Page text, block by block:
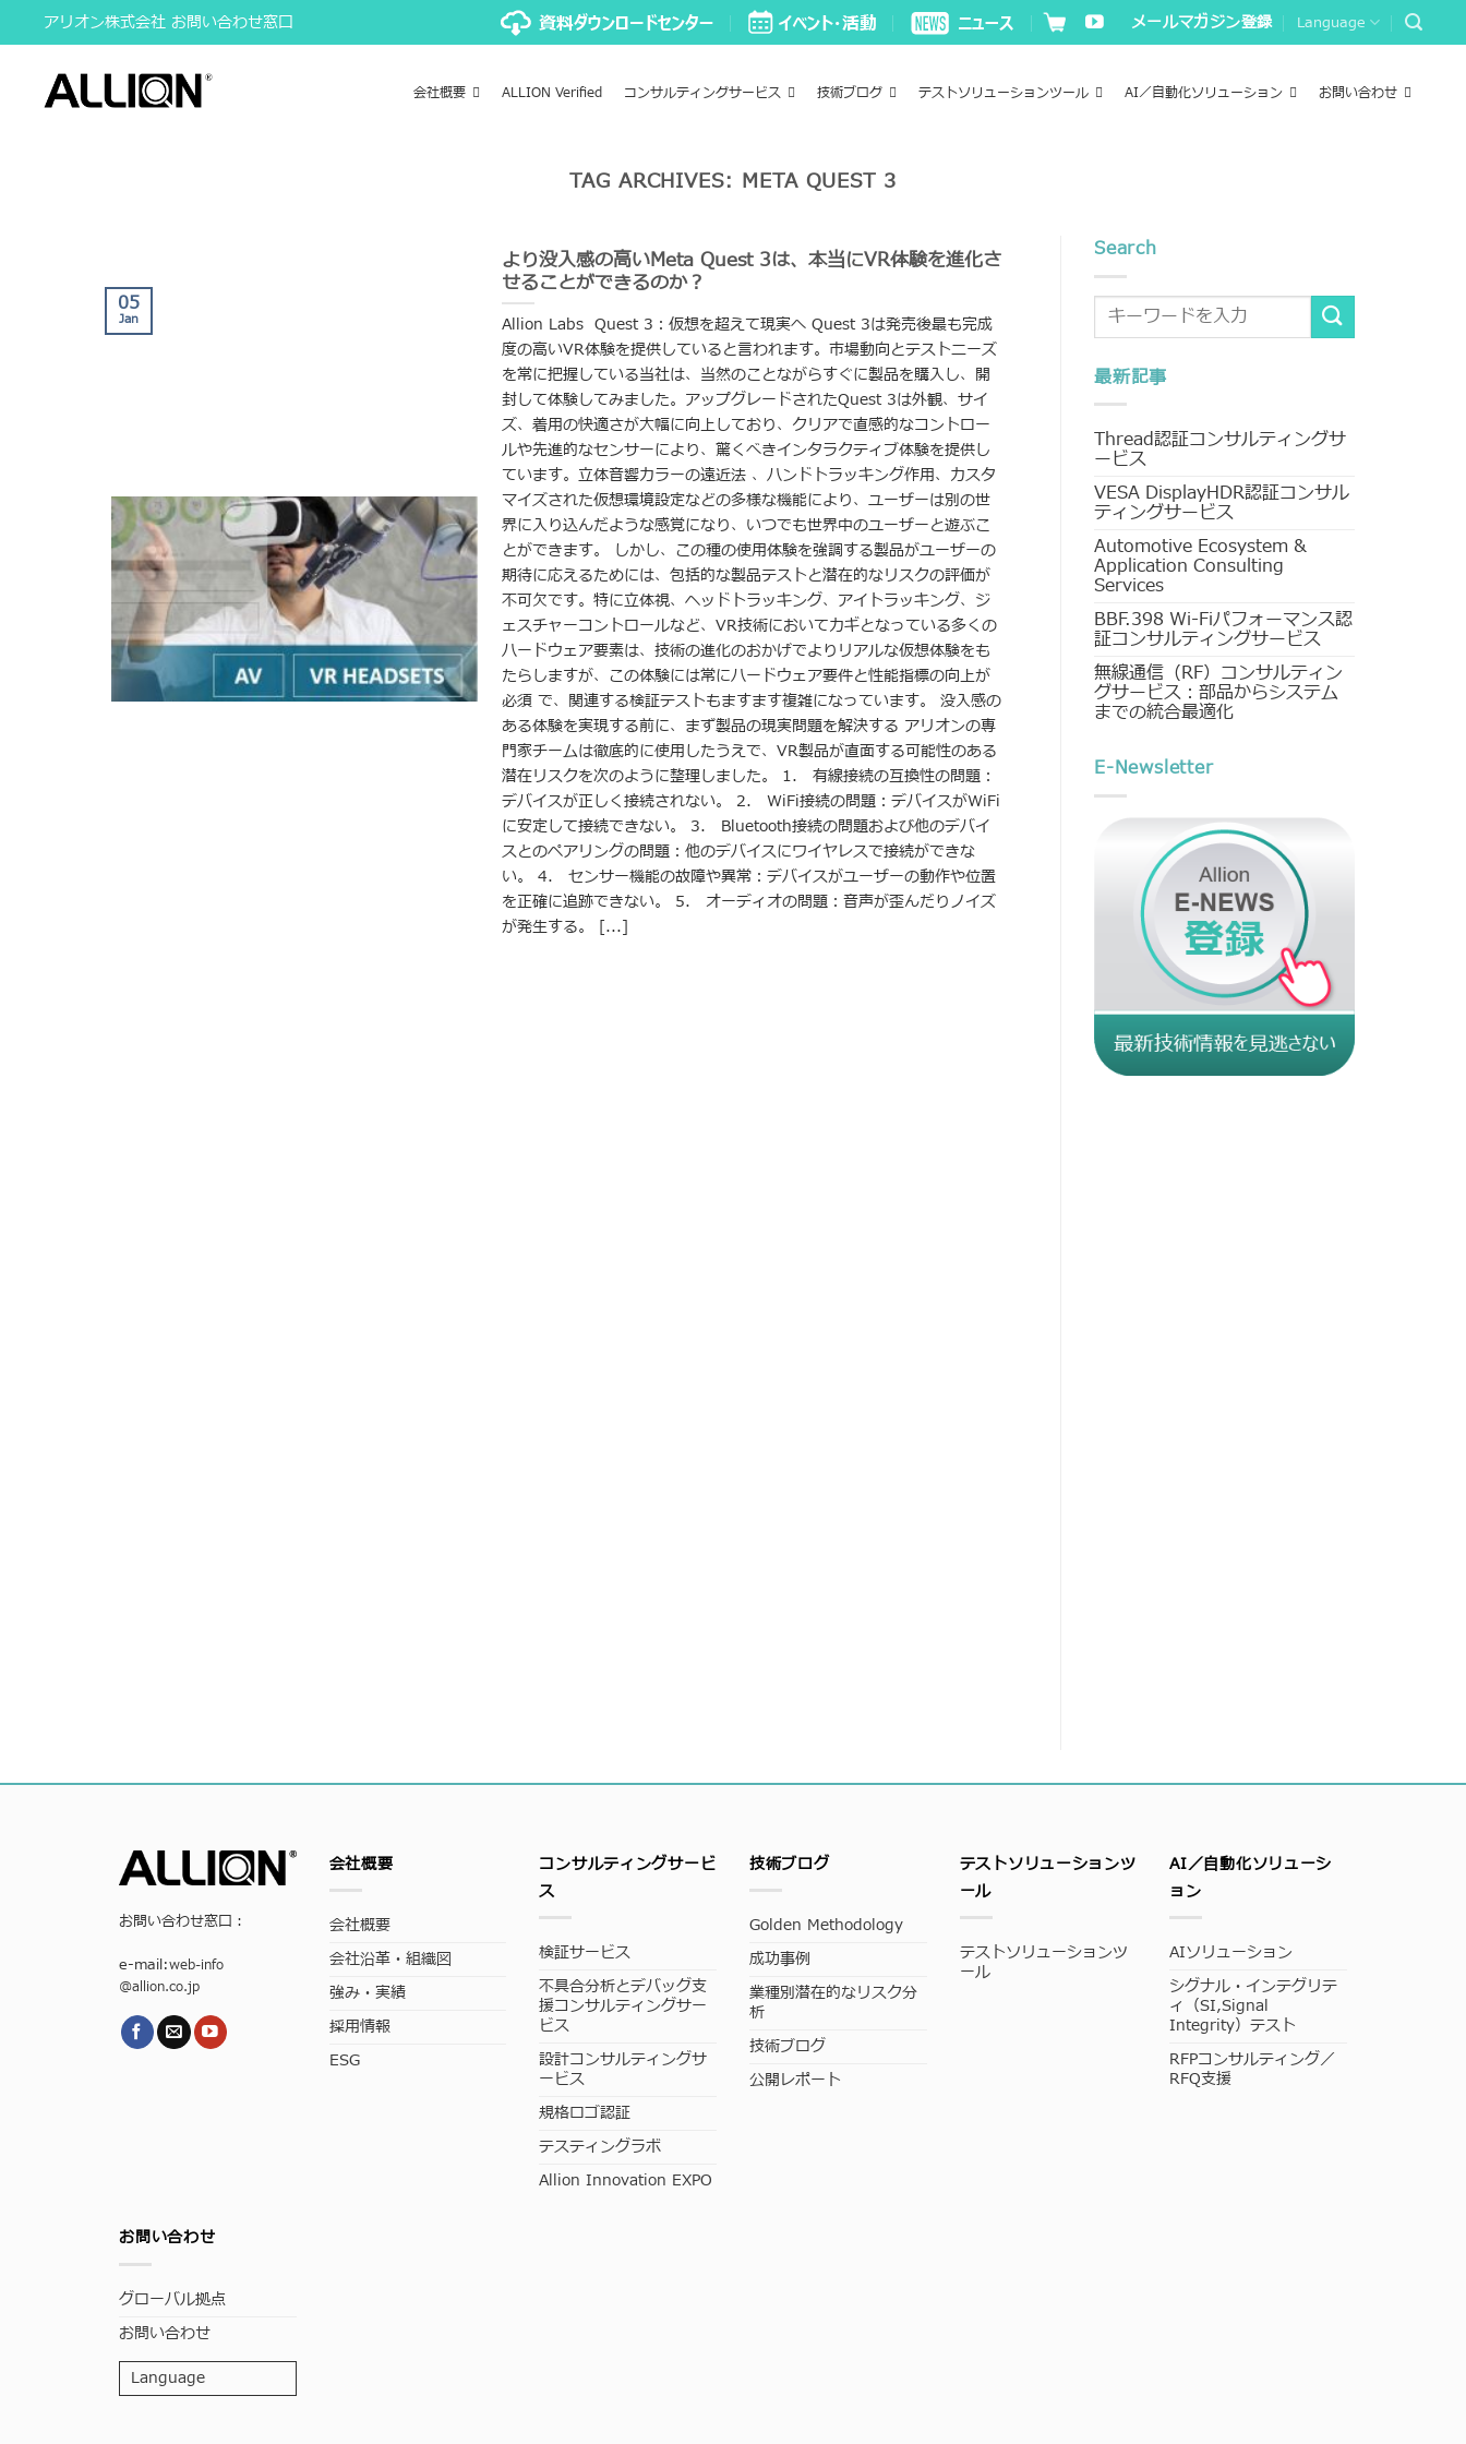
to
content
アリオン株式会社 お問い合わせ窓口 メールマガジン登録 Language
会社概要 ALLION Verified コンサルティングサービス 技術ブログ テストソリューションツール AI／自動化ソリューション お問い合わせ
TAG ARCHIVES: META QUEST 3
より没入感の高いMeta Quest 3は、本当にVR体験を進化さ
せることができるのか？
Allion Labs Quest 3：仮想を超えて現実へ Quest 3は発売後最も完成
度の高いVR体験を提供していると言われます。市場動向とテストニーズ
を常に把握している当社は、当然のことながらすぐに製品を購入し、開
封して体験してみました。アップグレードされたQuest 3は外観、サイ
ズ、着用の快適さが大幅に向上しており、クリアで直感的なコントロー
ルや先進的なセンサーにより、驚くべきインタラクティブ体験を提供し
ています。立体音響カラーの遠近法 、ハンドトラッキング作用、カスタ
マイズされた仮想環境設定などの多様な機能により、ユーザーは別の世
界に入り込んだような感覚になり、いつでも世界中のユーザーと遊ぶこ
とができます。 しかし、この種の使用体験を強調する製品がユーザーの
期待に応えるためには、包括的な製品テストと潜在的なリスクの評価が
不可欠です。特に立体視、ヘッドトラッキング、アイトラッキング、ジ
ェスチャーコントロールなど、VR技術においてカギとなっている多くの
ハードウェア要素は、技術の進化のおかげでよりリアルな仮想体験をも
たらしますが、この体験には常にハードウェア要件と性能指標の向上が
必須 で、関連する検証テストもますます複雑になっています。 没入感の
ある体験を実現する前に、まず製品の現実問題を解決する アリオンの専
門家チームは徹底的に使用したうえで、VR製品が直面する可能性のある
潜在リスクを次のように整理しました。 1. 有線接続の互換性の問題：
デバイスが正しく接続されない。 2. WiFi接続の問題：デバイスがWiFi
に安定して接続できない。 3. Bluetooth接続の問題および他のデバイ
スとのペアリングの問題：他のデバイスにワイヤレスで接続ができな
い。 4. センサー機能の故障や異常：デバイスがユーザーの動作や位置
を正確に追跡できない。 5. オーディオの問題：音声が歪んだりノイズ
が発生する。 [...]
05
Jan
Search
最新記事
Thread認証コンサルティングサ
ービス
VESA DisplayHDR認証コンサル
ティングサービス
Automotive Ecosystem &
Application Consulting
Services
BBF.398 Wi-Fiパフォーマンス認
証コンサルティングサービス
無線通信（RF）コンサルティン
グサービス：部品からシステム
までの統合最適化
E-Newsletter
お問い合わせ窓口：
e-mail:web-info
@allion.co.jp
会社概要
会社概要
会社沿革・組織図
強み・実績
採用情報
ESG
コンサルティングサービ
ス
検証サービス
不具合分析とデバッグ支
援コンサルティングサー
ビス
設計コンサルティングサ
ービス
規格ロゴ認証
テスティングラボ
Allion Innovation EXPO
技術ブログ
Golden Methodology
成功事例
業種別潜在的なリスク分
析
技術ブログ
公開レポート
テストソリューションツ
ール
テストソリューションツ
ール
AI／自動化ソリューシ
ョン
AIソリューション
シグナル・インテグリテ
ィ（SI,Signal
Integrity）テスト
RFPコンサルティング／
RFQ支援
お問い合わせ
グローバル拠点
お問い合わせ
Language